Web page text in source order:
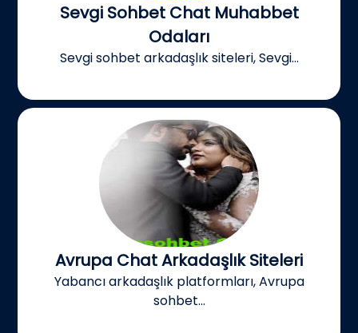
Sevgi Sohbet Chat Muhabbet
Odaları
Sevgi sohbet arkadaşlık siteleri, Sevgi...
Avrupa Chat Arkadaşlık Siteleri
Yabancı arkadaşlık platformları, Avrupa
sohbet...